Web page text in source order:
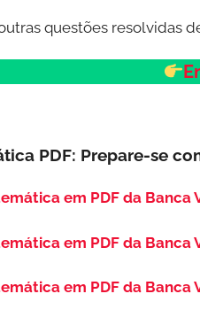
questões resolvidas
PDF: Prepare-se
em PDF da Banca
em PDF da Banca
em PDF da Banca